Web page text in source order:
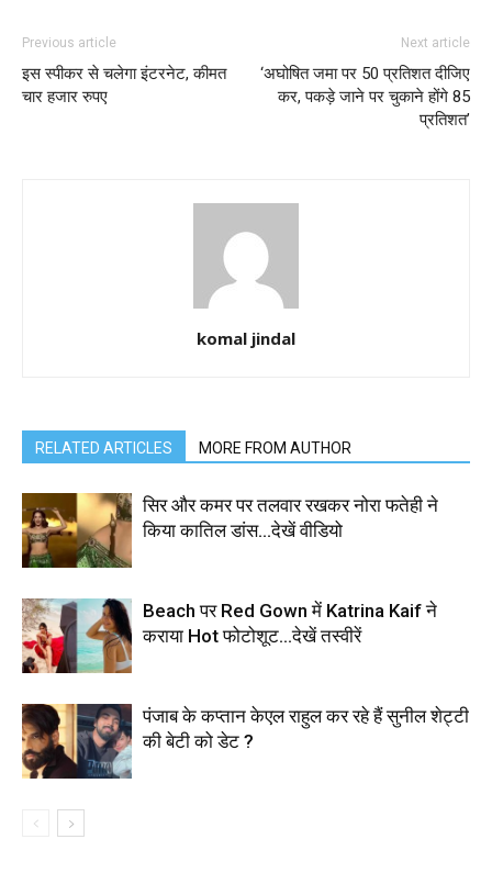
Previous article
इस स्पीकर से चलेगा इंटरनेट, कीमत
चार हजार रुपए
Next article
‘अघोषित जमा पर 50 प्रतिशत दीजिए
कर, पकड़े जाने पर चुकाने होंगे 85
प्रतिशत’
komal jindal
RELATED ARTICLES MORE FROM AUTHOR
सिर और कमर पर तलवार रखकर नोरा फतेही ने
किया कातिल डांस…देखें वीडियो
Beach पर Red Gown में Katrina Kaif ने
कराया Hot फोटोशूट…देखें तस्वीरें
पंजाब के कप्तान केएल राहुल कर रहे हैं सुनील शेट्टी
की बेटी को डेट ?